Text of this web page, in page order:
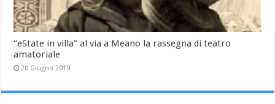
“eState in villa” al via a Meano la rassegna di teatro
amatoriale
20 Giugno 2019